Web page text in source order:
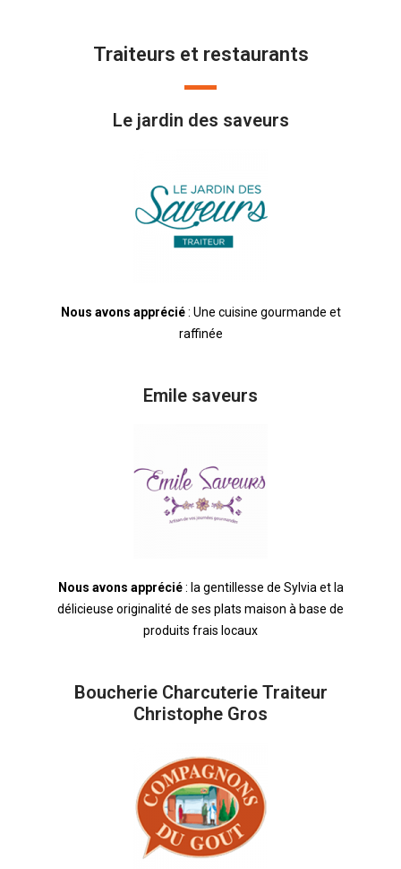
Traiteurs et restaurants
Le jardin des saveurs
Nous avons apprécié: Une cuisine gourmande et
raffinée
Emile saveurs
Nous avons apprécié: la gentillesse de Sylvia et la
délicieuse originalité de ses plats maison à base de
produits frais locaux
Boucherie Charcuterie Traiteur
Christophe Gros